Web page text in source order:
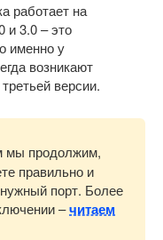
работает на
и 3.0 – это
именно у
возникают
версии.
мы продолжим,
правильно и
порт. Более
–читаем